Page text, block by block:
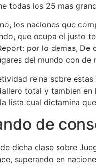
todas los 25 mas
los naciones que
que ocupa el justo
por lo demas,
del mundo con
reina sobre
total y tambien
lista cual dictamina
de
dicha clase sobre
superando en